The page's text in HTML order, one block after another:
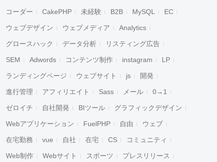
コーダー CakePHP 未経験 B2B MySQL EC
ウェブデザイン ウェブメディア Analytics
グロースハック データ分析 リスティング広告
SEM Adwords コンテンツ制作 instagram LP
ランディングページ ウェブサイト js 開発
進行管理 アフィリエイト Sass メール 0→1
ゼロイチ 自社開発 BIツール グラフィックデザイン
Webアプリケーション FuelPHP 自由 ウェブ
在宅勤務 vue 自社 在宅 CS コミュニティ
Web制作 Webサイト スポーツ プレスリリース